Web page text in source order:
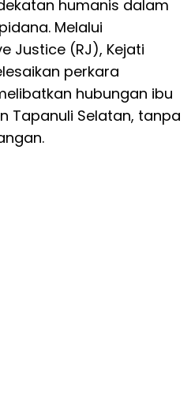
humanis dalam
Melalui
Justice (RJ), Kejati
perkara
hubungan ibu
Tapanuli Selatan, tanpa